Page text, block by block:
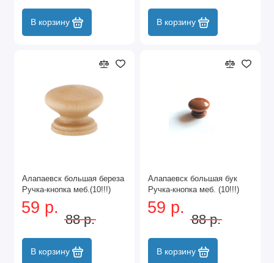
В корзину В корзину
Алапаевск большая береза
Ручка-кнопка меб.(10!!!)
59 р.
88 р.
В корзину
Алапаевск большая бук
Ручка-кнопка меб. (10!!!)
59 р.
88 р.
В корзину